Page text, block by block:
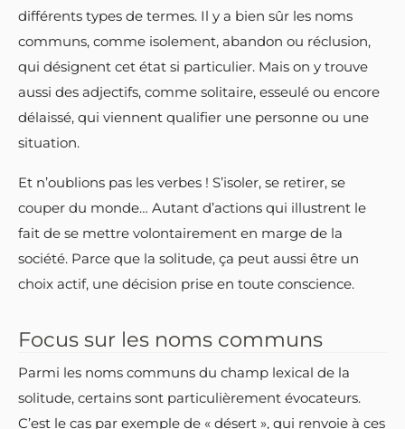
différents types de termes. Il y a bien sûr les noms
communs, comme isolement, abandon ou réclusion,
qui désignent cet état si particulier. Mais on y trouve
aussi des adjectifs, comme solitaire, esseulé ou encore
délaissé, qui viennent qualifier une personne ou une
situation.
Et n’oublions pas les verbes ! S’isoler, se retirer, se
couper du monde… Autant d’actions qui illustrent le
fait de se mettre volontairement en marge de la
société. Parce que la solitude, ça peut aussi être un
choix actif, une décision prise en toute conscience.
Focus sur les noms communs
Parmi les noms communs du champ lexical de la
solitude, certains sont particulièrement évocateurs.
C’est le cas par exemple de « désert », qui renvoie à ces